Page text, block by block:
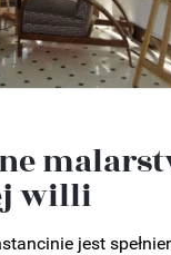
willi
jest